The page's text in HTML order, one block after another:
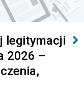
legitymacji
2026 –